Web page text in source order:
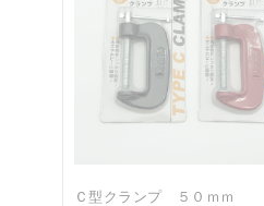
Ｃ型クランプ ５０ｍｍ